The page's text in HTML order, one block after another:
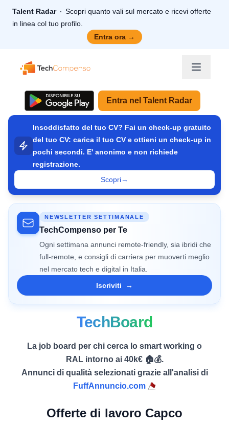
Talent Radar
Scopri quanto vali sul mercato e ricevi offerte
in linea col tuo profilo.
Entra ora →
TechCompenso
Entra nel Talent Radar
Insoddisfatto del tuo CV? Fai un check-up gratuito
del tuo CV: carica il tuo CV e ottieni un check-up in
pochi secondi. E' anonimo e non richiede
registrazione.
Scopri→
NEWSLETTER SETTIMANALE
TechCompenso per Te
Ogni settimana annunci remote-friendly, sia ibridi che
full-remote, e consigli di carriera per muoverti meglio
nel mercato tech e digital in Italia.
Iscriviti
→
TechBoard
La job board per chi cerca lo smart working o
RAL intorno ai 40k€ 🏠💰.
Annunci di qualità selezionati grazie all'analisi di
FuffAnnuncio.com
Offerte di lavoro Capco